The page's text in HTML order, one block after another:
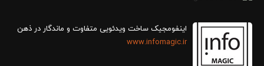
اینفومجیک ساخت ویدئویی متفاوت و ماندگار در ذهن
www.infomagic.ir